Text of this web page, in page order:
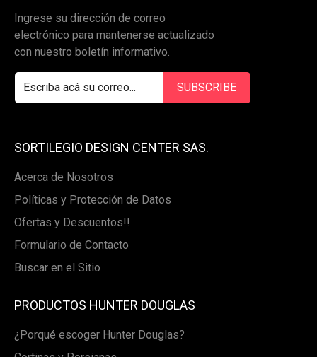
Ingrese su dirección de correo
electrónico para mantenerse actualizado
con nuestro boletín informativo.
SORTILEGIO DESIGN CENTER SAS.
Acerca de Nosotros
Políticas y Protección de Datos
Ofertas y Descuentos!!
Formulario de Contacto
Buscar en el Sitio
PRODUCTOS HUNTER DOUGLAS
¿Porqué escoger Hunter Douglas?